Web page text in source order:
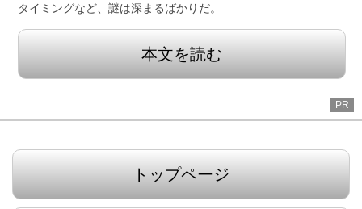
タイミングなど、謎は深まるばかりだ。
本文を読む
PR
トップページ